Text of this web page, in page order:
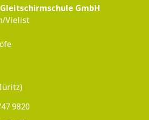
GmbH
Vielist
9820